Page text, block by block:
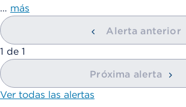
… más
Alerta anterior
mostrando
1 de 1
Próxima alerta
Ver todas las alertas